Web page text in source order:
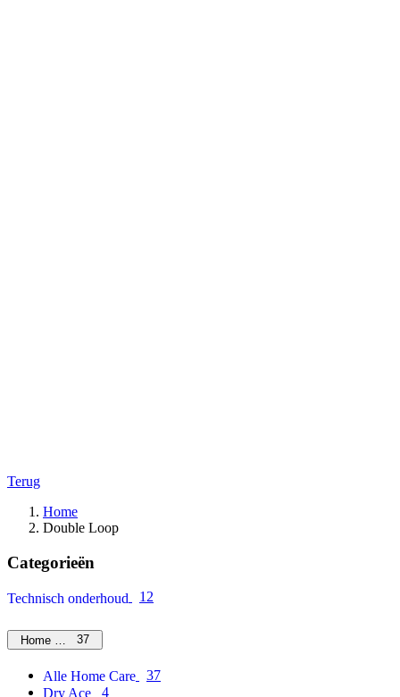
Terug
Home
Double Loop
Categorieën
Technisch onderhoud 12
Home Care37
Alle Home Care
37
Dry Ace
4